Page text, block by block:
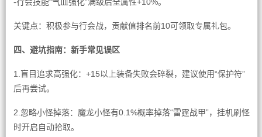
关键点：积极参与行会战，贡献值排名前10可领取专属礼包。
四、避坑指南：新手常见误区
1.盲目追求高强化：+15以上装备失败会碎裂，建议使用“保护符”
后再尝试。
2.忽略小怪掉落：魔龙小怪有0.1%概率掉落“雷霆战甲”，挂机刷怪
时开启自动拾取。